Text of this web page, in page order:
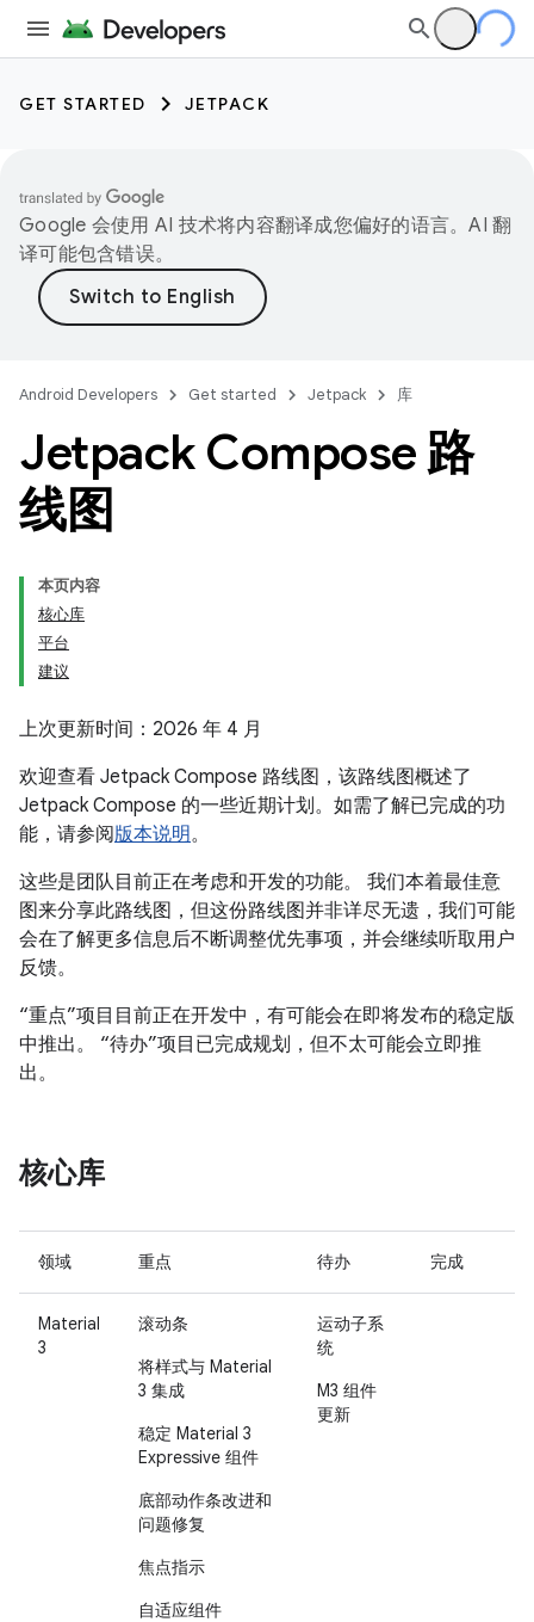
GET STARTED JETPACK
Google 会使用 AI 技术将内容翻译成您偏好的语言。AI 翻
译可能包含错误。
Android Developers Get started Jetpack 库
Jetpack Compose 路
线图
本页内容
核心库
平台
建议
上次更新时间：2026 年 4 月
欢迎查看 Jetpack Compose 路线图，该路线图概述了
Jetpack Compose 的一些近期计划。如需了解已完成的功
能，请参阅版本说明。
这些是团队目前正在考虑和开发的功能。 我们本着最佳意
图来分享此路线图，但这份路线图并非详尽无遗，我们可能
会在了解更多信息后不断调整优先事项，并会继续听取用户
反馈。
“重点”项目目前正在开发中，有可能会在即将发布的稳定版
中推出。 “待办”项目已完成规划，但不太可能会立即推
出。
核心库
领域 重点 待办 完成
Material
3
滚动条
将样式与 Material
3 集成
稳定 Material 3
Expressive 组件
底部动作条改进和
问题修复
焦点指示
自适应组件
运动子系
统
M3 组件
更新